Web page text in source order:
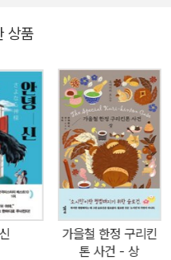
상을 수상했다. 그 외의
와야 책방(米澤屋書店)』 등이
져온 계절 한정 디저트의 이름
짓는다. 특히 이번 작품에서는
이의 첫 만남과, 그들이 ‘소시
까지 담고 있어 오랫동안 기다
다. ‘소시민’ 시리즈는 학교를
부’ 시리즈와 함께 요네자와 호
춘 미스터리다. 요네자와 호노
볼 수 있는 시리즈로 신간이 출
기록하며 연말 미스터리 순위
2024년 연말 『겨울철 한정 봉
상품
가을철 한정 구리킨
톤 사건 - 상